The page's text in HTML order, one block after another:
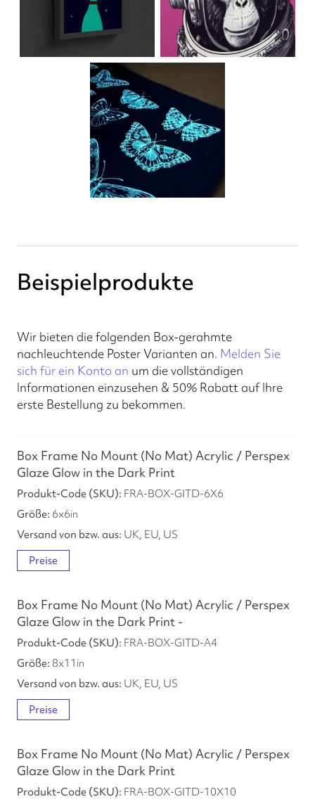
Beispielprodukte
Wir bieten die folgenden Box-gerahmte
nachleuchtende Poster Varianten an. Melden Sie
sich für ein Konto an um die vollständigen
Informationen einzusehen & 50% Rabatt auf Ihre
erste Bestellung zu bekommen.
Box Frame No Mount (No Mat) Acrylic / Perspex
Glaze Glow in the Dark Print
FRA-BOX-GITD-6X6
6x6in
UK, EU, US
Preise
Box Frame No Mount (No Mat) Acrylic / Perspex
Glaze Glow in the Dark Print -
FRA-BOX-GITD-A4
8x11 in
UK, EU, US
Preise
Box Frame No Mount (No Mat) Acrylic / Perspex
Glaze Glow in the Dark Print
FRA-BOX-GITD-10X10